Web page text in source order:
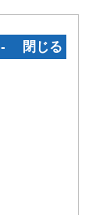
‐ 閉じる